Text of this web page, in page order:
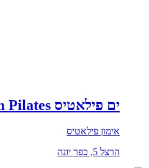
ים פילאטיס Yam Pilates
אימון פילאטיס
הרצל 5, כפר יונה